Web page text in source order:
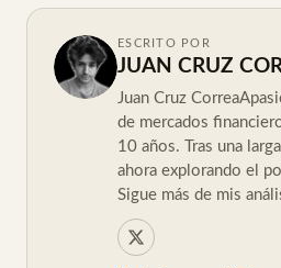
ESCRITO POR
JUAN CRUZ
Juan Cruz
de mercados
10 años. Tras una
ahora explorando el
Sigue más de mis